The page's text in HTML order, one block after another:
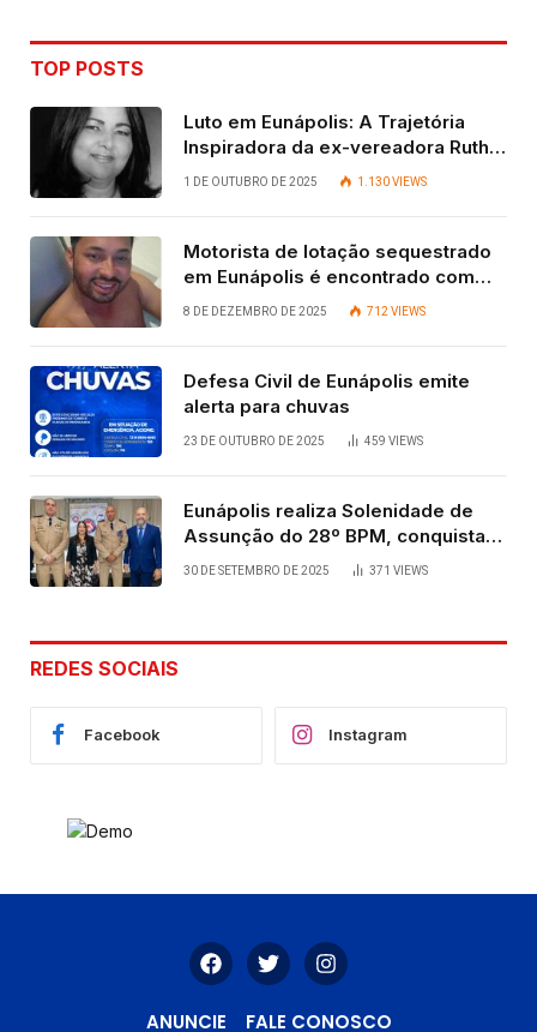
TOP POSTS
Luto em Eunápolis: A Trajetória
Inspiradora da ex-vereadora Ruth
Contadora
1 DE OUTUBRO DE 2025 1.130VIEWS
Motorista de lotação sequestrado
em Eunápolis é encontrado com
vida após quatro dias.
8 DE DEZEMBRO DE 2025 712 VIEWS
Defesa Civil de Eunápolis emite
alerta para chuvas
23 DE OUTUBRO DE 2025 459 VIEWS
Eunápolis realiza Solenidade de
Assunção do 28º BPM, conquista
viabilizada por articulação política
30 DE SETEMBRO DE 2025 371 VIEWS
REDES SOCIAIS
Facebook Instagram
ANUNCIE FALE CONOSCO